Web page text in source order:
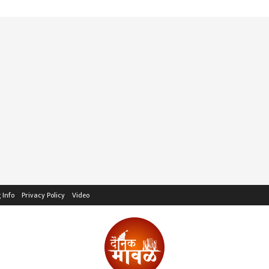
Info Privacy Policy Video